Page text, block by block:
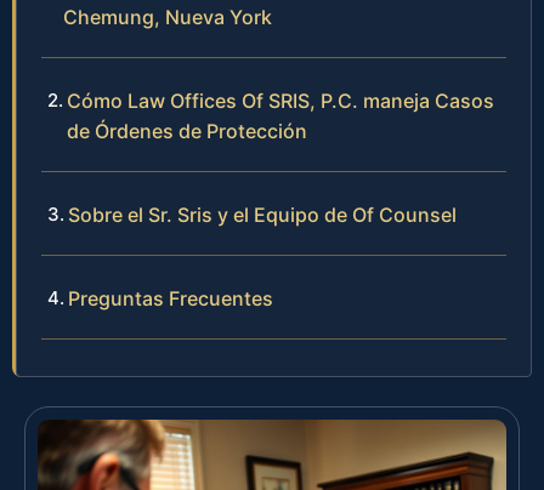
Chemung, Nueva York
Cómo Law Offices Of SRIS, P.C. maneja Casos
de Órdenes de Protección
Sobre el Sr. Sris y el Equipo de Of Counsel
Preguntas Frecuentes